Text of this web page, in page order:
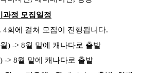
과정 모집일정
. 4회에 걸쳐 모집이 진행됩니다.
월) -> 8월 말에 캐나다로 출발
) -> 8월 말에 캐나다로 출발